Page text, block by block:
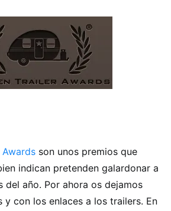
son unos premios que
indican pretenden galardonar a
del año. Por ahora os dejamos
y con los enlaces a los trailers. En